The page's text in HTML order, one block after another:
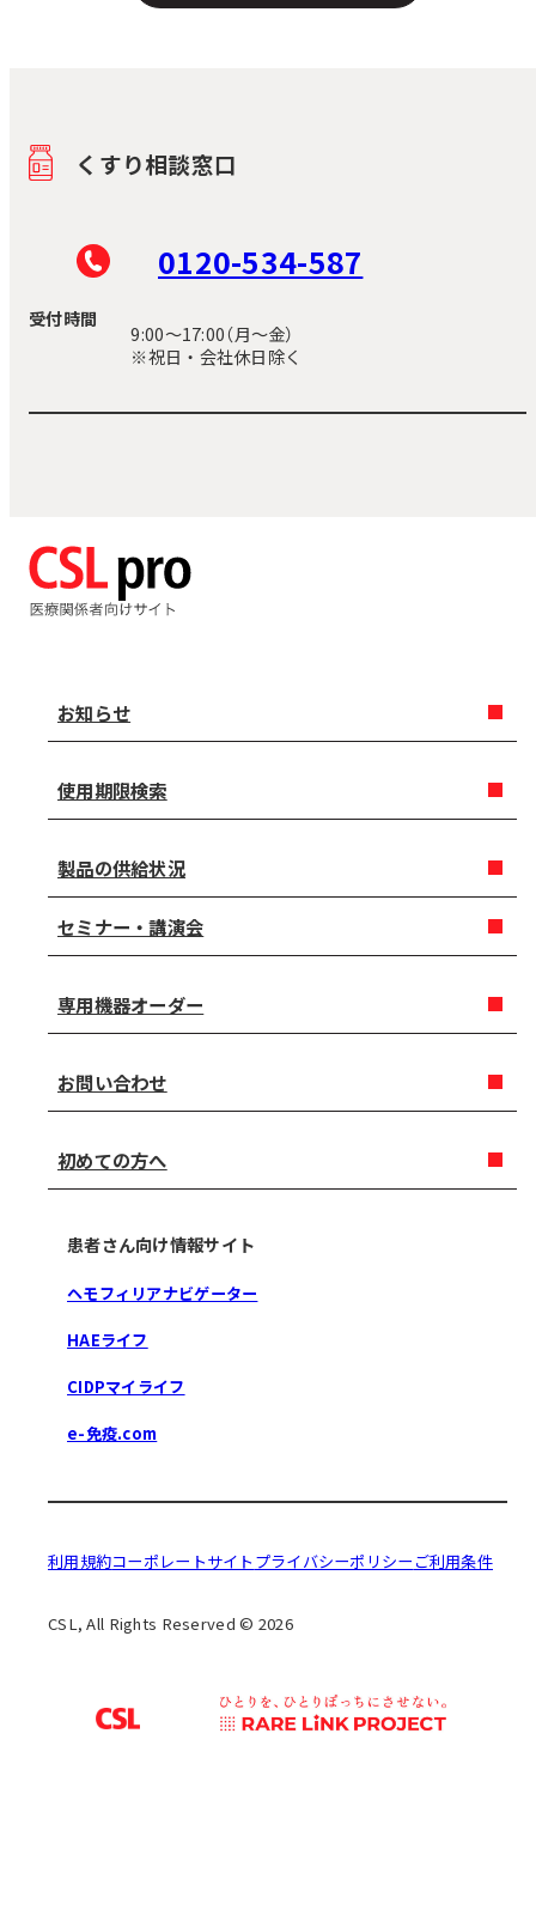
くすり相談窓口
0120-534-587
受付時間
9:00〜17:00（月～金）
※祝日・会社休日除く
お知らせ
使用期限検索
製品の供給状況
セミナー・講演会
専用機器オーダー
お問い合わせ
初めての方へ
患者さん向け情報サイト
ヘモフィリアナビゲーター
HAEライフ
CIDPマイライフ
e-免疫.com
利用規約コーポレートサイト プライバシーポリシー ご利用条件
CSL, All Rights Reserved © 2026